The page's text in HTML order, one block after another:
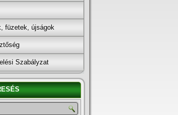
füzetek, újságok
Szabályzat